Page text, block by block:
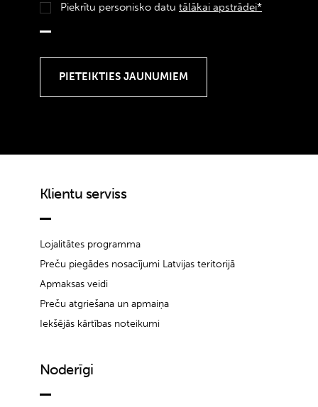
Piekrītu personisko datu tālākai apstrādei*
Klientu serviss
Lojalitātes programma
Preču piegādes nosacījumi Latvijas teritorijā
Apmaksas veidi
Preču atgriešana un apmaiņa
Iekšējās kārtības noteikumi
Noderīgi